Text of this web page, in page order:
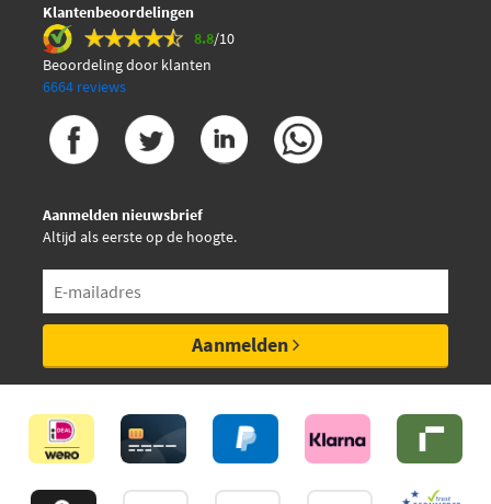
Klantenbeoordelingen
8.8/10
Beoordeling door klanten
6664 reviews
Aanmelden nieuwsbrief
Altijd als eerste op de hoogte.
Aanmelden